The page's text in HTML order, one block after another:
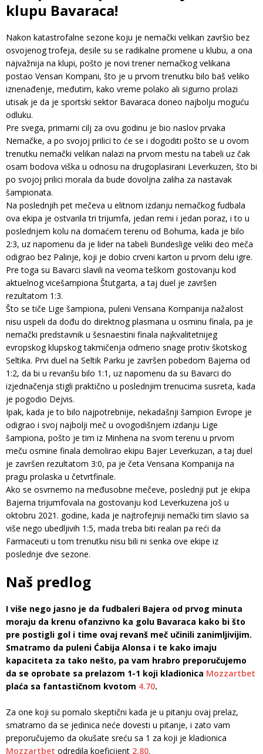
klupu Bavaraca!
Nakon katastrofalne sezone koju je nemački velikan završio bez
osvojenog trofeja, desile su se radikalne promene u klubu, a ona
najvažnija na klupi, pošto je novi trener nemačkog velikana
postao Vensan Kompani, što je u prvom trenutku bilo baš veliko
iznenađenje, međutim, kako vreme polako ali sigurno prolazi
utisak je da je sportski sektor Bavaraca doneo najbolju moguću
odluku.
Pre svega, primarni cilj za ovu godinu je bio naslov prvaka
Nemačke, a po svojoj prilici to će se i dogoditi pošto se u ovom
trenutku nemački velikan nalazi na prvom mestu na tabeli uz čak
osam bodova viška u odnosu na drugoplasirani Leverkuzen, što bi
po svojoj prilici morala da bude dovoljna zaliha za nastavak
šampionata.
Na poslednjih pet mečeva u elitnom izdanju nemačkog fudbala
ova ekipa je ostvarila tri trijumfa, jedan remi i jedan poraz, i to u
poslednjem kolu na domaćem terenu od Bohuma, kada je bilo
2:3, uz napomenu da je lider na tabeli Bundeslige veliki deo meča
odigrao bez Palinje, koji je dobio crveni karton u prvom delu igre.
Pre toga su Bavarci slavili na veoma teškom gostovanju kod
aktuelnog vicešampiona Štutgarta, a taj duel je završen
rezultatom 1:3.
Što se tiče Lige šampiona, puleni Vensana Kompanija nažalost
nisu uspeli da dođu do direktnog plasmana u osminu finala, pa je
nemački predstavnik u šesnaestini finala najkvalitetnijeg
evropskog klupskog takmičenja odmerio snage protiv škotskog
Seltika. Prvi duel na Seltik Parku je završen pobedom Bajerna od
1:2, da bi u revanšu bilo 1:1, uz napomenu da su Bavarci do
izjednačenja stigli praktično u poslednjim trenucima susreta, kada
je pogodio Dejvis.
Ipak, kada je to bilo najpotrebnije, nekadašnji šampion Evrope je
odigrao i svoj najbolji meč u ovogodišnjem izdanju Lige
šampiona, pošto je tim iz Minhena na svom terenu u prvom
meču osmine finala demolirao ekipu Bajer Leverkuzan, a taj duel
je završen rezultatom 3:0, pa je četa Vensana Kompanija na
pragu prolaska u četvrtfinale.
Ako se osvrnemo na međusobne mečeve, poslednji put je ekipa
Bajerna trijumfovala na gostovanju kod Leverkuzena još u
oktobru 2021. godine, kada je najtrofejniji nemački tim slavio sa
više nego ubedljivih 1:5, mada treba biti realan pa reći da
Farmaceuti u tom trenutku nisu bili ni senka ove ekipe iz
poslednje dve sezone.
Naš predlog
I više nego jasno je da fudbaleri Bajera od prvog minuta
moraju da krenu ofanzivno ka golu Bavaraca kako bi što
pre postigli gol i time ovaj revanš meč učinili zanimljivijim.
Smatramo da puleni Ćabija Alonsa i te kako imaju
kapaciteta za tako nešto, pa vam hrabro preporučujemo
da se oprobate sa prelazom 1-1 koji kladionica Mozzartbet
plaća sa fantastičnom kvotom 4.70.
Za one koji su pomalo skeptični kada je u pitanju ovaj prelaz,
smatramo da se jedinica neće dovesti u pitanje, i zato vam
preporučujemo da okušate sreću sa 1 za koji je kladionica
Mozzartbet odredila koeficijent 2.80.